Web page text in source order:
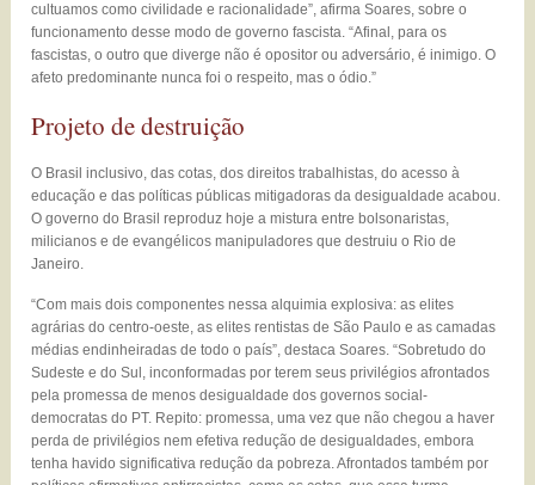
cultuamos como civilidade e racionalidade”, afirma Soares, sobre o
funcionamento desse modo de governo fascista. “Afinal, para os
fascistas, o outro que diverge não é opositor ou adversário, é inimigo. O
afeto predominante nunca foi o respeito, mas o ódio.”
Projeto de destruição
O Brasil inclusivo, das cotas, dos direitos trabalhistas, do acesso à
educação e das políticas públicas mitigadoras da desigualdade acabou.
O governo do Brasil reproduz hoje a mistura entre bolsonaristas,
milicianos e de evangélicos manipuladores que destruiu o Rio de
Janeiro.
“Com mais dois componentes nessa alquimia explosiva: as elites
agrárias do centro-oeste, as elites rentistas de São Paulo e as camadas
médias endinheiradas de todo o país”, destaca Soares. “Sobretudo do
Sudeste e do Sul, inconformadas por terem seus privilégios afrontados
pela promessa de menos desigualdade dos governos social-
democratas do PT. Repito: promessa, uma vez que não chegou a haver
perda de privilégios nem efetiva redução de desigualdades, embora
tenha havido significativa redução da pobreza. Afrontados também por